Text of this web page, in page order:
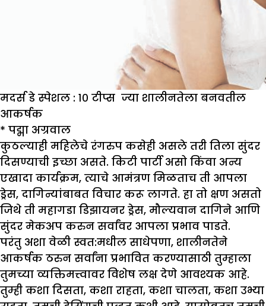
मदर्स डे स्पेशल : १० टीप्स ज्या शालीनतेला बनवतील
आकर्षक
* पद्मा अग्रवाल
कुठल्याही महिलेचे रंगरुप कसेही असले तरी तिला सुंदर
दिसण्याची इच्छा असते. किटी पार्टी असो किंवा अन्य
एखादा कार्यक्रम, त्याचे आमंत्रण मिळताच ती आपला
ड्रेस, दागिन्यांबाबत विचार करू लागते. हा तो क्षण असतो
जिथे ती महागडा डिझायनर ड्रेस, मौल्यवान दागिने आणि
सुंदर मेकअप करुन सर्वांवर आपला प्रभाव पाडते.
परंतु अशा वेळी स्वत:मधील साधेपणा, शालीनतेने
आकर्षक ठरुन सर्वांना प्रभावित करण्यासाठी तुम्हाला
तुमच्या व्यक्तिमत्त्वावर विशेष लक्ष देणे आवश्यक आहे.
तुम्ही कशा दिसता, कशा राहता, कशा चालता, कशा उभ्या